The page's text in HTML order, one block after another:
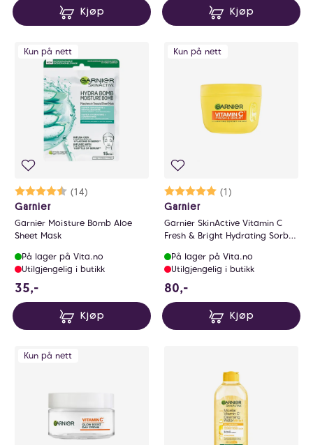
Kjøp Kjøp
Kun på nett
Karakter:
(14)
4.9 av 5 mulige
Garnier
Garnier Moisture Bomb Aloe
Sheet Mask
På lager på Vita.no
Utilgjengelig i butikk
35,-
Kjøp
Kun på nett
Karakter:
(1)
5.0 av 5 mulige
Garnier
Garnier SkinActive Vitamin C
Fresh & Bright Hydrating Sorbet
På lager på Vita.no
Utilgjengelig i butikk
80,-
Kjøp
Kun på nett